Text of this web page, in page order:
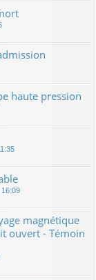
haute pression
magnétique
ouvert - Témoin